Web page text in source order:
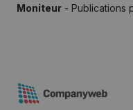
Moniteur - Publications